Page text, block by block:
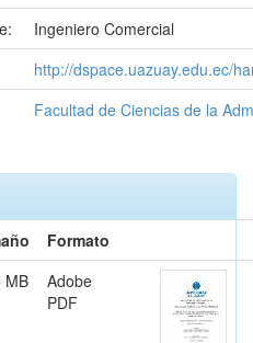
Ingeniero Comercial
http://dspace.uazuay.edu.ec/
Facultad de Ciencias de la
Formato
MB
Adobe
PDF